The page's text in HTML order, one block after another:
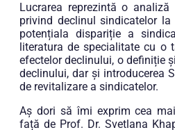
Lucrarea reprezintă o
privind declinul sindicatelor la
potențiala dispariție a
literatura de specialitate cu o
efectelor declinului, o definiție
declinului, dar și introducerea
de revitalizare a sindicatelor.
Aș dori să îmi exprim cea
față de Prof. Dr. Svetlana